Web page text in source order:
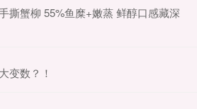
撕蟹柳 55%鱼糜+嫩蒸 鲜醇口感藏深
变数？！